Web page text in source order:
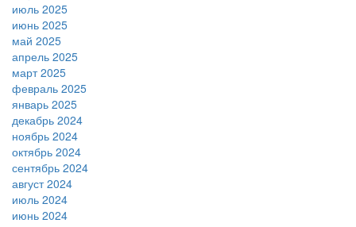
июль 2025
июнь 2025
май 2025
апрель 2025
март 2025
февраль 2025
январь 2025
декабрь 2024
ноябрь 2024
октябрь 2024
сентябрь 2024
август 2024
июль 2024
июнь 2024